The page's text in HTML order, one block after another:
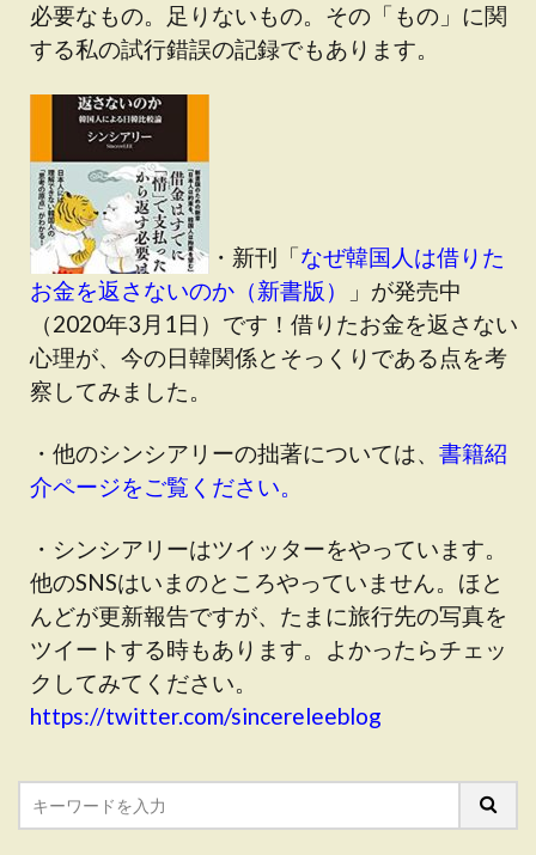
必要なもの。足りないもの。その「もの」に関
する私の試行錯誤の記録でもあります。
・新刊「なぜ韓国人は借りた
お金を返さないのか（新書版）
」が発売中
（2020年3月1日）です！借りたお金を返さない
心理が、今の日韓関係とそっくりである点を考
察してみました。
・他のシンシアリーの拙著については、 書籍紹
介ページをご覧ください。
・シンシアリーはツイッターをやっています。
他のSNSはいまのところやっていません。ほと
んどが更新報告ですが、たまに旅行先の写真を
ツイートする時もあります。よかったらチェッ
クしてみてください。
https://twitter.com/sincereleeblog